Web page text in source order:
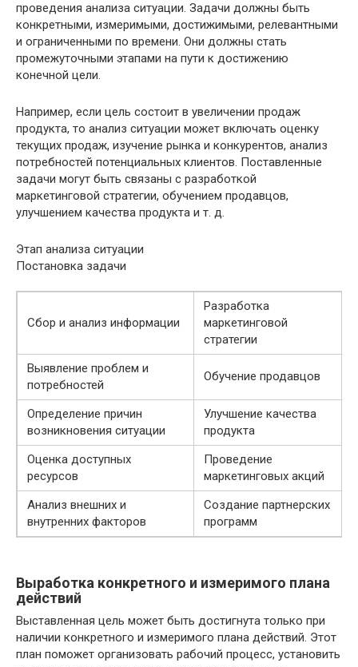
проведения анализа ситуации. Задачи должны быть
конкретными, измеримыми, достижимыми, релевантными
и ограниченными по времени. Они должны стать
промежуточными этапами на пути к достижению
конечной цели.
Например, если цель состоит в увеличении продаж
продукта, то анализ ситуации может включать оценку
текущих продаж, изучение рынка и конкурентов, анализ
потребностей потенциальных клиентов. Поставленные
задачи могут быть связаны с разработкой
маркетинговой стратегии, обучением продавцов,
улучшением качества продукта и т. д.
Этап анализа ситуации
Постановка задачи
Сбор и анализ информации
Разработка
маркетинговой
стратегии
Выявление проблем и
потребностей
Обучение продавцов
Определение причин
возникновения ситуации
Улучшение качества
продукта
Оценка доступных
ресурсов
Проведение
маркетинговых акций
Анализ внешних и
внутренних факторов
Создание партнерских
программ
Выработка конкретного и измеримого плана
действий
Выставленная цель может быть достигнута только при
наличии конкретного и измеримого плана действий. Этот
план поможет организовать рабочий процесс, установить